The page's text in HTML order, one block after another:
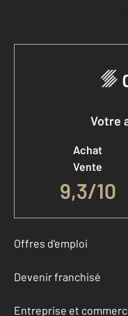
Votre
Achat
Vente
9,3/10
Offres d'emploi
Devenir franchisé
Entreprise et